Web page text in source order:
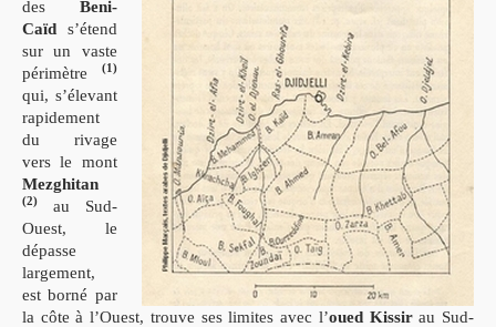
Et
Babors
des Beni-
Caïd s’étend
sur un vaste
périmètre
(1)
qui, s’élevant
rapidement
du rivage
vers le mont
Mezghitan
(2)
au Sud-
Ouest, le
dépasse
largement,
est borné par
la côte à l’Ouest, trouve ses limites avec l’oued Kissirau Sud-